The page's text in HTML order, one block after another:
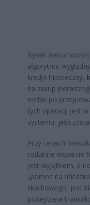
Rynek
algorytmu
kredyt hipoteczny,
na zakup
meble po
tych operacji jest
systemu, jeśli
Przy cenach
rodzinne wsparcie
jest wyjątkiem, a
„pomoc na
skarbowego, jest
podejrzana